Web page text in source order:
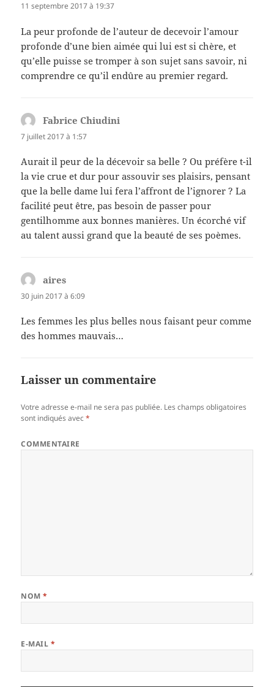
11 septembre 2017 à 19:37
La peur profonde de l’auteur de decevoir l’amour
profonde d’une bien aimée qui lui est si chère, et
qu’elle puisse se tromper à son sujet sans savoir, ni
comprendre ce qu’il endûre au premier regard.
Fabrice Chiudini
7 juillet 2017 à 1:57
Aurait il peur de la décevoir sa belle ? Ou préfère t-il
la vie crue et dur pour assouvir ses plaisirs, pensant
que la belle dame lui fera l’affront de l’ignorer ? La
facilité peut être, pas besoin de passer pour
gentilhomme aux bonnes manières. Un écorché vif
au talent aussi grand que la beauté de ses poèmes.
aires
30 juin 2017 à 6:09
Les femmes les plus belles nous faisant peur comme
des hommes mauvais…
Laisser un commentaire
Votre adresse e-mail ne sera pas publiée. Les champs obligatoires
sont indiqués avec*
COMMENTAIRE
NOM*
E-MAIL *